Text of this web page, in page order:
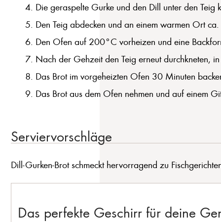
Die geraspelte Gurke und den Dill unter den Teig
Den Teig abdecken und an einem warmen Ort
Den Ofen auf 200°C vorheizen und eine
Nach der Gehzeit den Teig erneut durchkneten,
Das Brot im vorgeheizten Ofen 30 Minuten
Das Brot aus dem Ofen nehmen und auf einem
Serviervorschläge
Dill-Gurken-Brot schmeckt hervorragend zu
Das perfekte Geschirr für deine